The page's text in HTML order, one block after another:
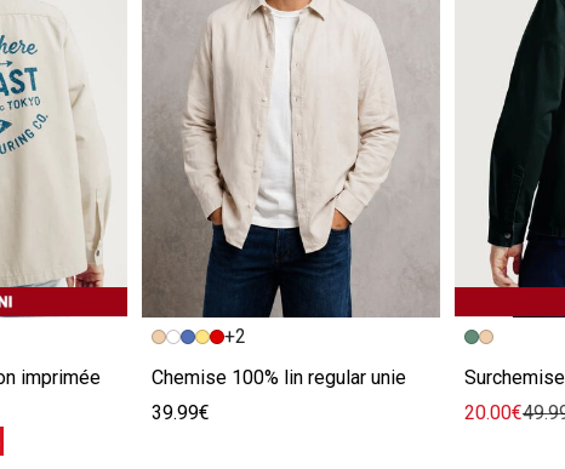
imprimée
Image précédente
Image suivante
+2
Chemise 100% lin regular unie
39.99€
Image
Image
20.00€